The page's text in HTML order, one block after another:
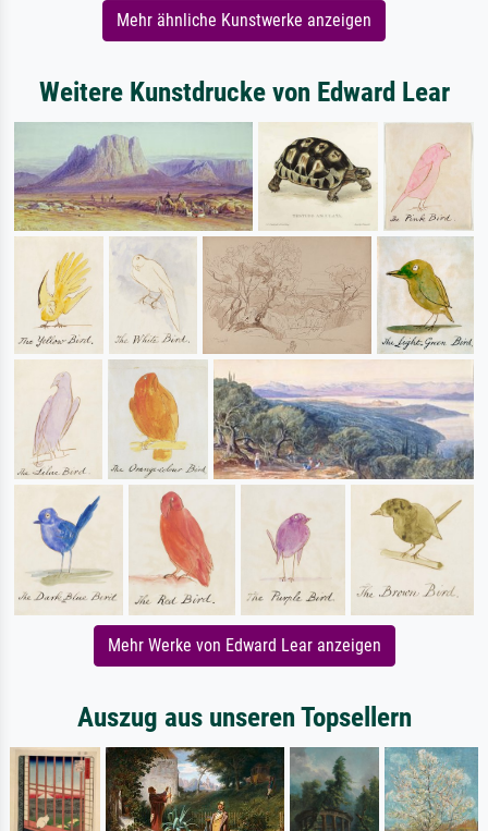
Mehr ähnliche Kunstwerke anzeigen
Weitere Kunstdrucke von Edward Lear
Mehr Werke von Edward Lear anzeigen
Auszug aus unseren Topsellern